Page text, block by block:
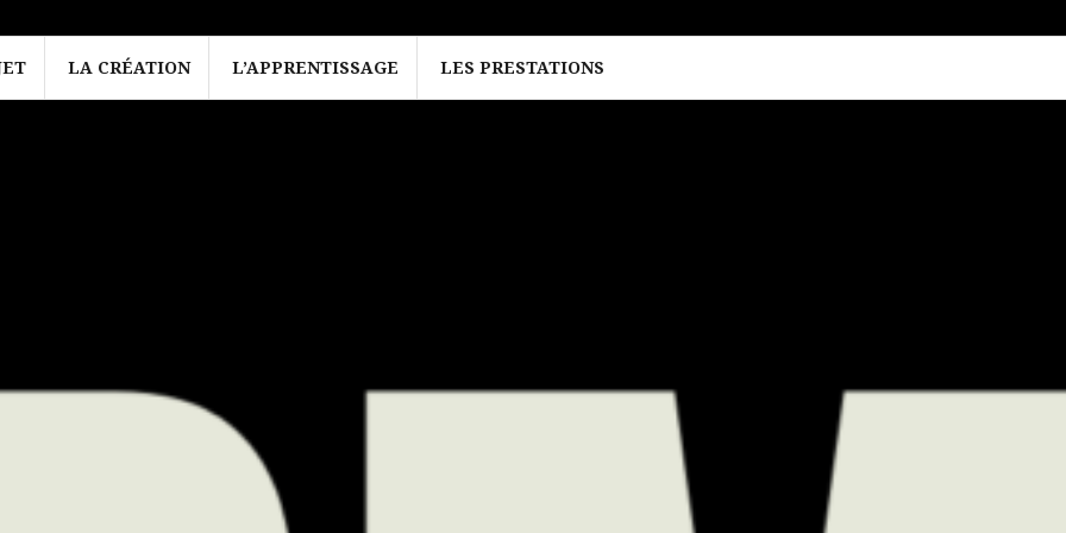
LA CRÉATION L’APPRENTISSAGE LES PRESTATIONS